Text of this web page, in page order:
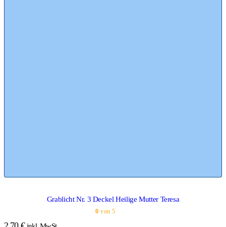
Grablicht Nr. 3 Deckel Heilige Mutter Teresa
0 von 5